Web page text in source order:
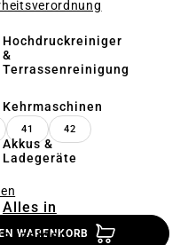
Hochdruckreiniger
&
Terrassenreinigung
Kehrmaschinen
Akkus &
Ladegeräte
Alles in
anzeigen
VERFÜGBAR.)
41 42
WARENKORB